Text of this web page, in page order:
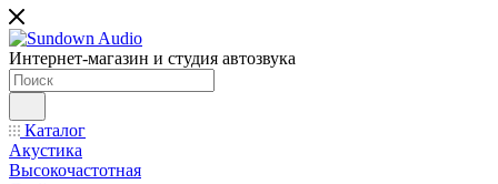
Интернет-магазин и студия автозвука
Каталог
Акустика
Высокочастотная